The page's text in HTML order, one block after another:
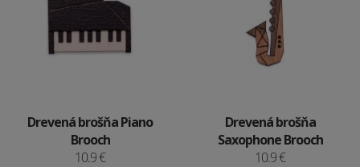
Drevená brošňa Piano
Brooch
10.9 €
Drevená brošňa
Saxophone Brooch
10.9 €